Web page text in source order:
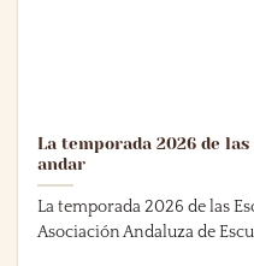
La temporada 2026 de
andar
La temporada 2026 de las
Asociación Andaluza de